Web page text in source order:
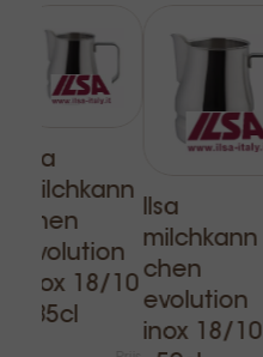
Ilsa
milchkann
chen
evolution
inox 18/10
- 35cl
Ilsa
milchkann
chen
evolution
inox 18/10